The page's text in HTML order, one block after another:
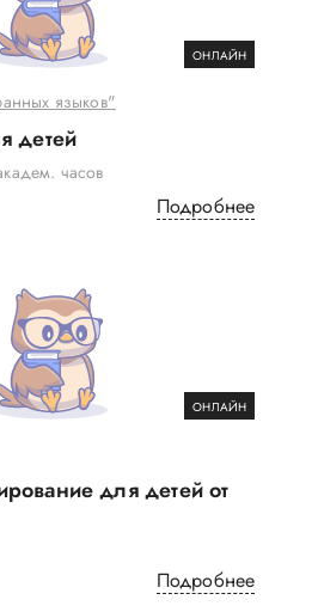
ОНЛАЙН
языков"
детей
часов
Подробнее
ОНЛАЙН
для детей от
Подробнее